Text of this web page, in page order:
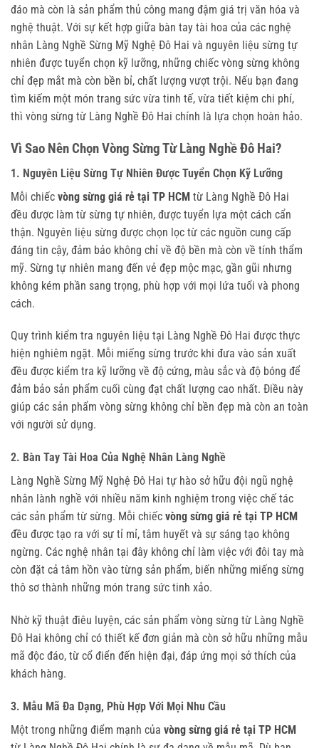
đáo mà còn là sản phẩm thủ công mang đậm giá trị văn hóa và
nghệ thuật. Với sự kết hợp giữa bàn tay tài hoa của các nghệ
nhân Làng Nghề Sừng Mỹ Nghệ Đô Hai và nguyên liệu sừng tự
nhiên được tuyển chọn kỹ lưỡng, những chiếc vòng sừng không
chỉ đẹp mắt mà còn bền bỉ, chất lượng vượt trội. Nếu bạn đang
tìm kiếm một món trang sức vừa tinh tế, vừa tiết kiệm chi phí,
thì vòng sừng từ Làng Nghề Đô Hai chính là lựa chọn hoàn hảo.
Vì Sao Nên Chọn Vòng Sừng Từ Làng Nghề Đô Hai?
1. Nguyên Liệu Sừng Tự Nhiên Được Tuyển Chọn Kỹ Lưỡng
Mỗi chiếc vòng sừng giá rẻ tại TP HCM từ Làng Nghề Đô Hai
đều được làm từ sừng tự nhiên, được tuyển lựa một cách cẩn
thận. Nguyên liệu sừng được chọn lọc từ các nguồn cung cấp
đáng tin cậy, đảm bảo không chỉ về độ bền mà còn về tính thẩm
mỹ. Sừng tự nhiên mang đến vẻ đẹp mộc mạc, gần gũi nhưng
không kém phần sang trọng, phù hợp với mọi lứa tuổi và phong
cách.
Quy trình kiểm tra nguyên liệu tại Làng Nghề Đô Hai được thực
hiện nghiêm ngặt. Mỗi miếng sừng trước khi đưa vào sản xuất
đều được kiểm tra kỹ lưỡng về độ cứng, màu sắc và độ bóng để
đảm bảo sản phẩm cuối cùng đạt chất lượng cao nhất. Điều này
giúp các sản phẩm vòng sừng không chỉ bền đẹp mà còn an toàn
với người sử dụng.
2. Bàn Tay Tài Hoa Của Nghệ Nhân Làng Nghề
Làng Nghề Sừng Mỹ Nghệ Đô Hai tự hào sở hữu đội ngũ nghệ
nhân lành nghề với nhiều năm kinh nghiệm trong việc chế tác
các sản phẩm từ sừng. Mỗi chiếc vòng sừng giá rẻ tại TP HCM
đều được tạo ra với sự tỉ mỉ, tâm huyết và sự sáng tạo không
ngừng. Các nghệ nhân tại đây không chỉ làm việc với đôi tay mà
còn đặt cả tâm hồn vào từng sản phẩm, biến những miếng sừng
thô sơ thành những món trang sức tinh xảo.
Nhờ kỹ thuật điêu luyện, các sản phẩm vòng sừng từ Làng Nghề
Đô Hai không chỉ có thiết kế đơn giản mà còn sở hữu những mẫu
mã độc đáo, từ cổ điển đến hiện đại, đáp ứng mọi sở thích của
khách hàng.
3. Mẫu Mã Đa Dạng, Phù Hợp Với Mọi Nhu Cầu
Một trong những điểm mạnh của vòng sừng giá rẻ tại TP HCM